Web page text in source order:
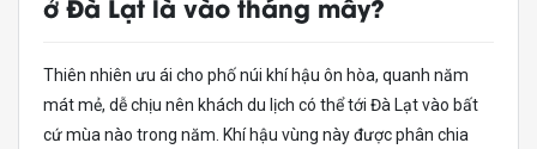
Thiên nhiên ưu ái cho phố núi khí hậu ôn hòa, quanh năm
mát mẻ, dễ chịu nên khách du lịch có thể tới Đà Lạt vào bất
cứ mùa nào trong năm. Khí hậu vùng này được phân chia